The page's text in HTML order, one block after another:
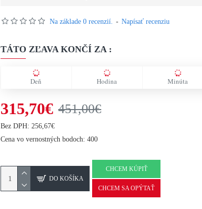
Na základe 0 recenzií. - Napísať recenziu
TÁTO ZĽAVA KONČÍ ZA :
Deň Hodina Minúta
315,70€ 451,00€
Bez DPH: 256,67€
Cena vo vernostných bodoch: 400
DO KOŠÍKA
CHCEM KÚPIŤ
CHCEM SA OPÝTAŤ